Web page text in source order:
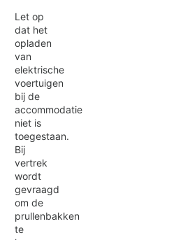
Let op
dat het
opladen
van
elektrische
voertuigen
bij de
accommodatie
niet is
toegestaan.
Bij
vertrek
wordt
gevraagd
om de
prullenbakken
te